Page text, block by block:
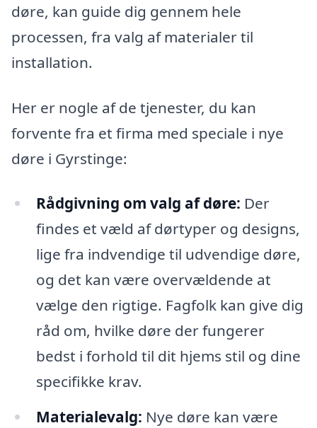
døre, kan guide dig gennem hele
processen, fra valg af materialer til
installation.
Her er nogle af de tjenester, du kan
forvente fra et firma med speciale i nye
døre i Gyrstinge:
Rådgivning om valg af døre: Der
findes et væld af dørtyper og designs,
lige fra indvendige til udvendige døre,
og det kan være overvældende at
vælge den rigtige. Fagfolk kan give dig
råd om, hvilke døre der fungerer
bedst i forhold til dit hjems stil og dine
specifikke krav.
Materialevalg: Nye døre kan være